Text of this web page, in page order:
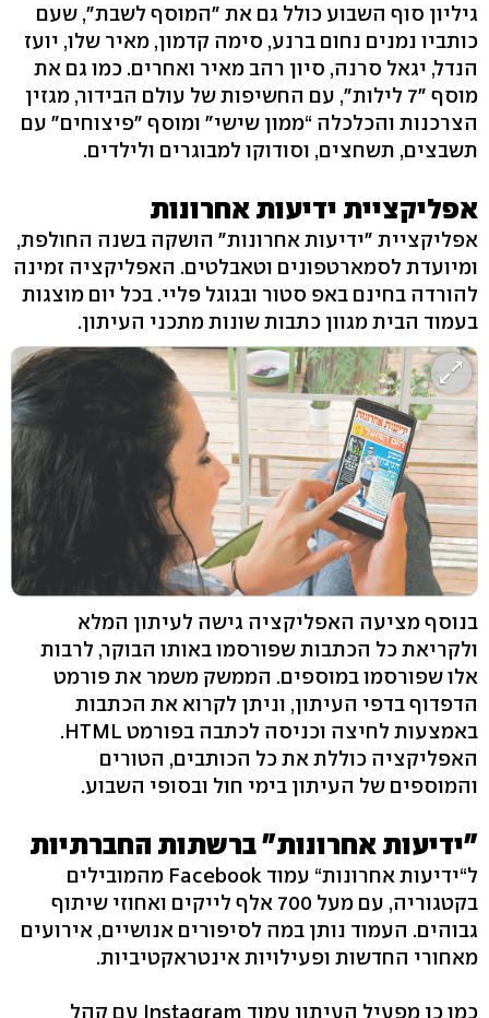
גיליון סוף השבוע כולל גם את "המוסף לשבת", שעם
כותביו נמנים נחום ברנע, סימה קדמון, מאיר שלו, יועז
הנדל, יגאל סרנה, סיון רהב מאיר ואחרים. כמו גם את
מוסף "7 לילות", עם החשיפות של עולם הבידור, מגזין
הצרכנות והכלכלה “ממון שישי" ומוסף "פיצוחים" עם
תשבצים, תשחצים, וסודוקו למבוגרים ולילדים.
אפליקציית ידיעות אחרונות
אפליקציית "ידיעות אחרונות" הושקה בשנה החולפת,
ומיועדת לסמארטפונים וטאבלטים. האפליקציה זמינה
להורדה בחינם באפ סטור ובגוגל פליי. בכל יום מוצגות
בעמוד הבית מגוון כתבות שונות מתכני העיתון.
בנוסף מציעה האפליקציה גישה לעיתון המלא
ולקריאת כל הכתבות שפורסמו באותו הבוקר, לרבות
אלו שפורסמו במוספים. הממשק משמר את פורמט
הדפדוף בדפי העיתון, וניתן לקרוא את הכתבות
באמצעות לחיצה וכניסה לכתבה בפורמט HTML.
האפליקציה כוללת את כל הכותבים, הטורים
והמוספים של העיתון בימי חול ובסופי השבוע.
"ידיעות אחרונות" ברשתות החברתיות
ל“ידיעות אחרונות“ עמוד Facebook מהמובילים
בקטגוריה, עם מעל 700 אלף לייקים ואחוזי שיתוף
גבוהים. העמוד נותן במה לסיפורים אנושיים, אירועים
מאחורי החדשות ופעילויות אינטראקטיביות.
כמו כן מפעיל העיתון עמוד Instagram עם קהל